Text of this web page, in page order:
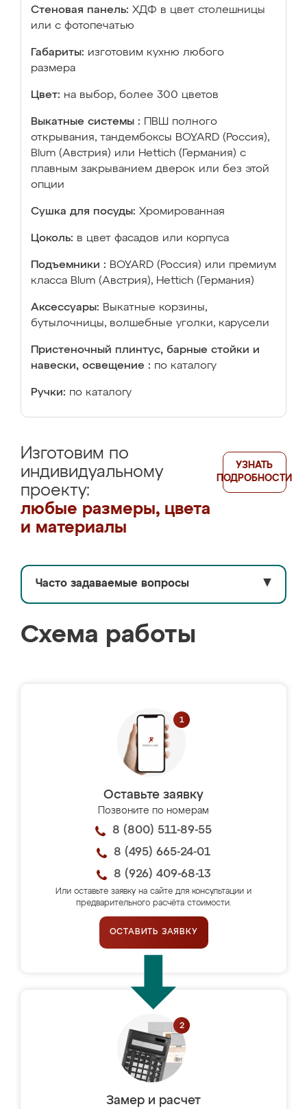
Стеновая панель: ХДФ в цвет столешницы
или с фотопечатью
Габариты: изготовим кухню любого
размера
Цвет: на выбор, более 300 цветов
Выкатные системы :
ПВШ полного
открывания, тандембоксы BOYARD (Россия),
Blum (Австрия) или Hettich (Германия) с
плавным закрыванием дверок или без этой
опции
Сушка для посуды: Хромированная
Цоколь: в цвет фасадов или корпуса
Подъемники : BOYARD (Россия) или премиум
класса Blum (Австрия), Hettich (Германия)
Аксессуары: Выкатные корзины,
бутылочницы, волшебные уголки, карусели
Пристеночный плинтус, барные стойки и
навески, освещение : по каталогу
Ручки: по каталогу
Изготовим по
индивидуальному
проекту:
любые размеры, цвета
и материалы
УЗНАТЬ
ПОДРОБНОСТИ
Часто задаваемые вопросы ▼
Схема работы
Оставьте заявку
Позвоните по номерам
8 (800) 511-89-55
8 (495) 665-24-01
8 (926) 409-68-13
Или оставьте заявку на сайте для консультации и
предварительного расчёта стоимости.
ОСТАВИТЬ ЗАЯВКУ
Замер и расчет